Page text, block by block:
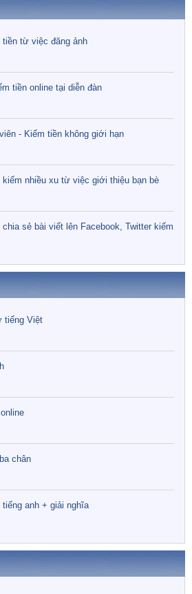
từ việc đăng ảnh
tiền online tại diễn đàn
- Kiếm tiền không giới hạn
nhiều xu từ việc giới thiệu bạn bè
sẻ bài viết lên Facebook, Twitter kiếm
tiếng Việt
chân
anh + giải nghĩa